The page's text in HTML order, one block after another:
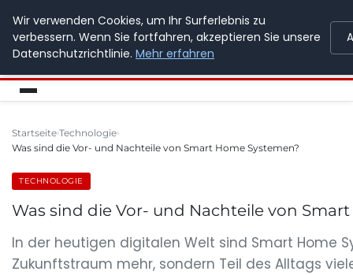
SPEDITION KUSS
Startseite Technologie
Was sind die Vor- und Nachteile von Smart Home Systemen?
TECHNOLOGIE
Was sind die Vor- und Nachteile von
In der heutigen digitalen Welt sind Smart Home
Zukunftstraum mehr, sondern Teil des Alltags
Wir verwenden Cookies, um Ihr Surferlebnis zu
verbessern. Wenn Sie fortfahren, akzeptieren Sie unsere
Datenschutzrichtlinie. Mehr erfahren